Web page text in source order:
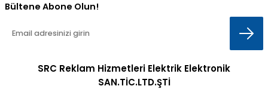
Bültene Abone Olun!
SRC Reklam Hizmetleri Elektrik Elektronik
SAN.TİC.LTD.ŞTİ